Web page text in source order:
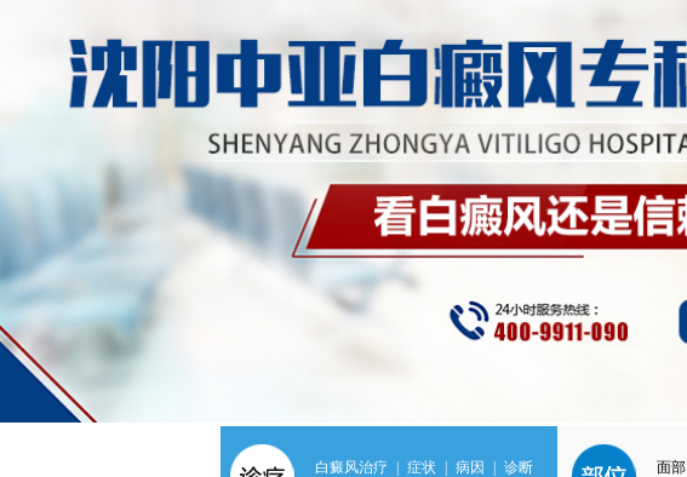
白癜风治疗 症状 病因
诊断
面部